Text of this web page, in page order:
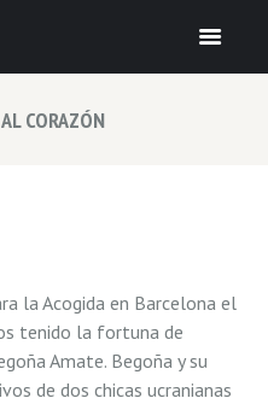
CORAZÓN
la Acogida en Barcelona el
tenido la fortuna de
Amate. Begoña y su
de dos chicas ucranianas